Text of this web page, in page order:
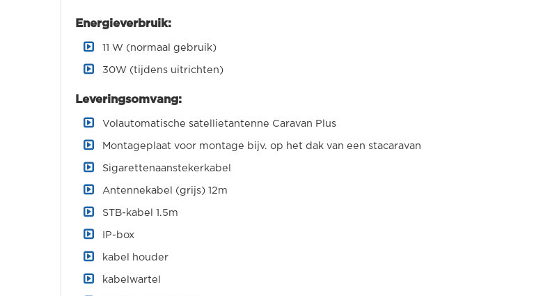
Energieverbruik:
11 W (normaal gebruik)
30W (tijdens uitrichten)
Leveringsomvang:
Volautomatische satellietantenne Caravan Plus
Montageplaat voor montage bijv. op het dak van een stacaravan
Sigarettenaanstekerkabel
Antennekabel (grijs) 12m
STB-kabel 1.5m
IP-box
kabel houder
kabelwartel